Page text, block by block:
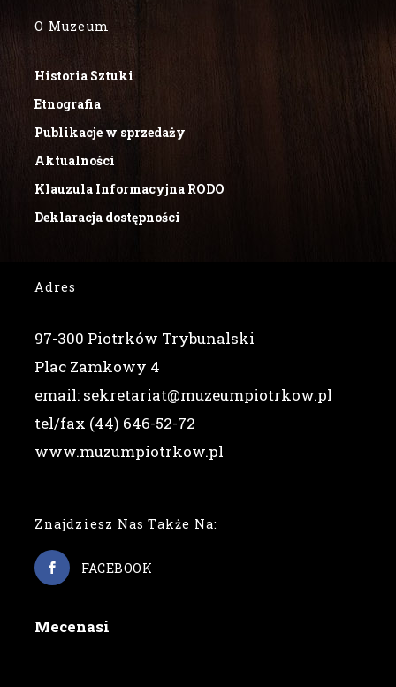
O Muzeum
Historia Sztuki
Etnografia
Publikacje w sprzedaży
Aktualności
Klauzula Informacyjna RODO
Deklaracja dostępności
Adres
97-300 Piotrków Trybunalski
Plac Zamkowy 4
email: sekretariat@muzeumpiotrkow.pl
tel/fax (44) 646-52-72
www.muzumpiotrkow.pl
Znajdziesz Nas Także Na:
FACEBOOK
Mecenasi